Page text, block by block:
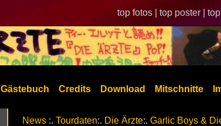
top fotos | top poster |
Gästebuch Credits Download Mitschnitte
News :. Tourdaten:. Die Ärzte:. Garlic Boys &